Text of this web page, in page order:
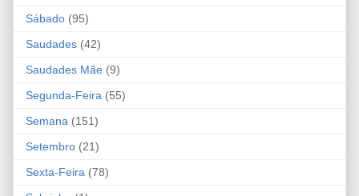
Sábado (95)
Saudades (42)
Saudades Mãe (9)
Segunda-Feira (55)
Semana (151)
Setembro (21)
Sexta-Feira (78)